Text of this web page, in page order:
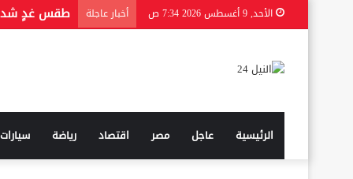
الأحد, 9 أغسطس 2026 7:34 ص أخبار عاجلة من هي
الرئيسية عاجل مصر اقتصاد رياضة سيارات